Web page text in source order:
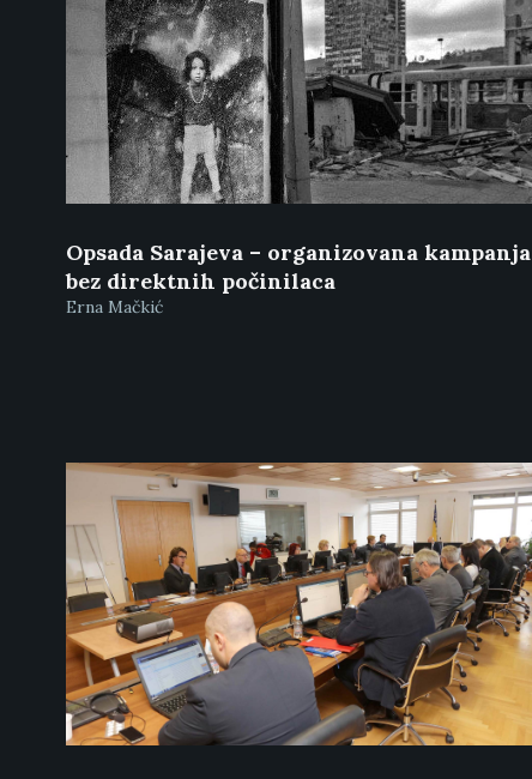
Opsada Sarajeva – organizovana kampanja
bez direktnih počinilaca
Erna Mačkić